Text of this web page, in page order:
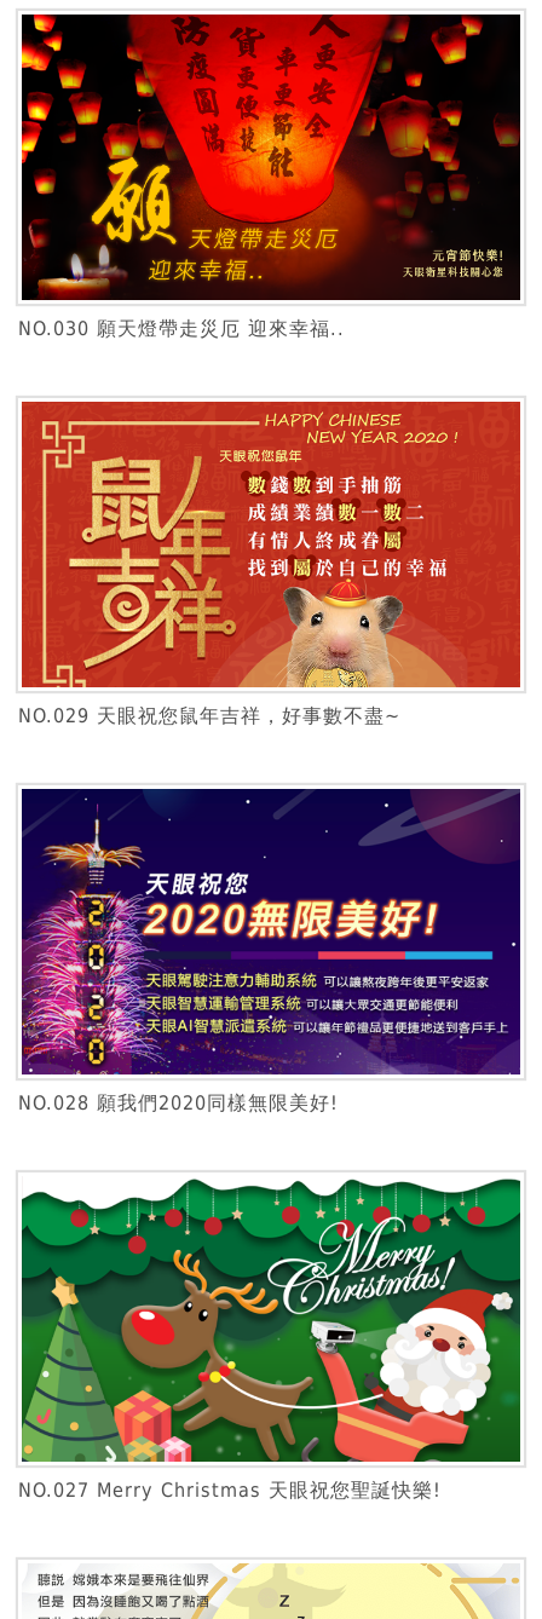
NO.030 願天燈帶走災厄 迎來幸福..
NO.029 天眼祝您鼠年吉祥，好事數不盡~
NO.028 願我們2020同樣無限美好!
NO.027 Merry Christmas 天眼祝您聖誕快樂!